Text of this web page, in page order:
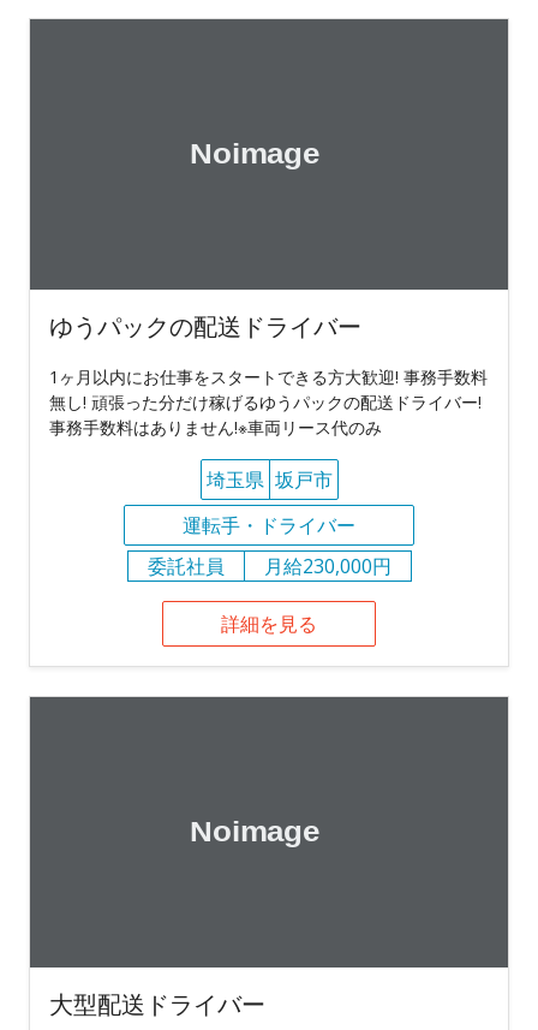
ゆうパックの配送ドライバー
1ヶ月以内にお仕事をスタートできる方大歓迎! 事務手数料
無し! 頑張った分だけ稼げるゆうパックの配送ドライバー!
事務手数料はありません!※車両リース代のみ
埼玉県 坂戸市
運転手・ドライバー
委託社員
月給230,000円
詳細を見る
大型配送ドライバー